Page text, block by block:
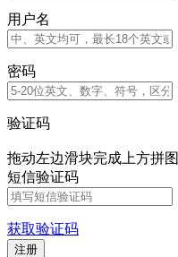
用户名
密码
验证码
拖动左边滑块完成上方拼图
短信验证码
获取验证码
注册